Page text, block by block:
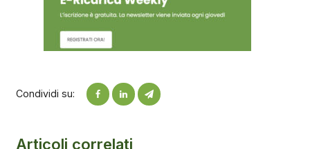
Condividi su:
Articoli correlati